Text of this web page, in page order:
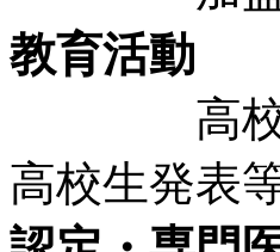
教育活動
高校等へ
高校生発表